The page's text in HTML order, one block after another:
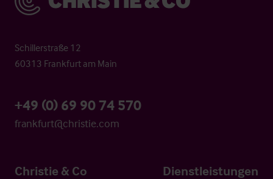
Schillerstraße 12
60313 Frankfurt am Main
+49 (0) 69 90 74 570
frankfurt@christie.com
Christie & Co Dienstleistungen